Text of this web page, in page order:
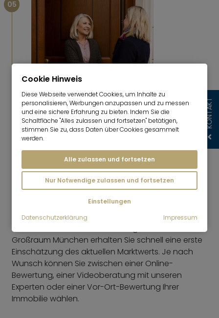
05
Verkauf & Abschluss
Nach erfolgreicher Bonitätsprüfung wird der
notarielle Kaufvertrag in Abstimmung mit allen
Parteien vorbereitet. Beim Notartermin stehen
wir Ihnen persönlich zur Seite und
gewährleisten einen reibungslosen Abschluss.
SIE MÖCHTEN WISSEN, WAS IHRE IMMOBILIE
Mit unserer Immobilienbewertung für den
Großraum München erhalten Sie schnell eine erste
Einschätzung des aktuellen Marktwerts. Je nach
Wunsch können Sie zwischen einer Online-
Bewertung, einer Videoberatung mit unseren
Experten oder einer Vor-Ort-Bewertung Ihrer
Immobilie wählen.
KONTAKT
Cookie Hinweis
Diese Webseite verwendet Cookies, um Inhalte zu
personalisieren, Werbungen anzupassen und zu messen
und eine sichere Erfahrung zu bieten. Indem Sie die
Schaltfläche "Alles zulassen und fortsetzen" betätigen,
stimmen Sie zu, dass Daten über Cookies gesammelt
werden.
Alle zulassen und fortsetzen
Nur Notwendige zulassen und fortsetzen
Einstellungen
Datenschutzerklärung
Impressum